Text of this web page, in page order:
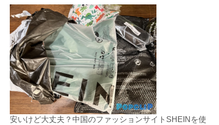
安いけど大丈夫？中国のファッションサイトSHEINを使